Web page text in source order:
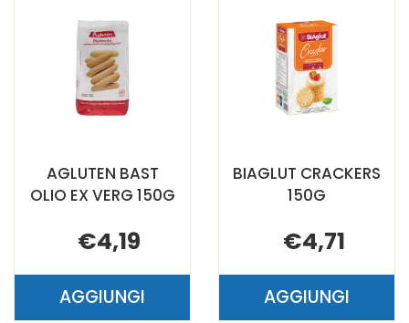
AGLUTEN BAST
OLIO EX VERG 150G
€4,19
AGGIUNGIAGGIUNGI AGLUTEN
BIAGLUT CRACKERS
150G
€4,71
AGGIUNGIAGGIUNGI